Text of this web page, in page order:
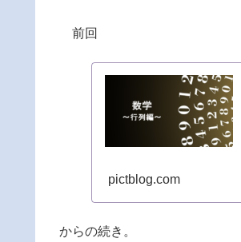
前回
pictblog.com
からの続き。